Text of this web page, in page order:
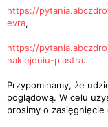
https://
evra,
https://
naklejeniu-plastra.
Przypominamy, że
poglądową. W celu
prosimy o